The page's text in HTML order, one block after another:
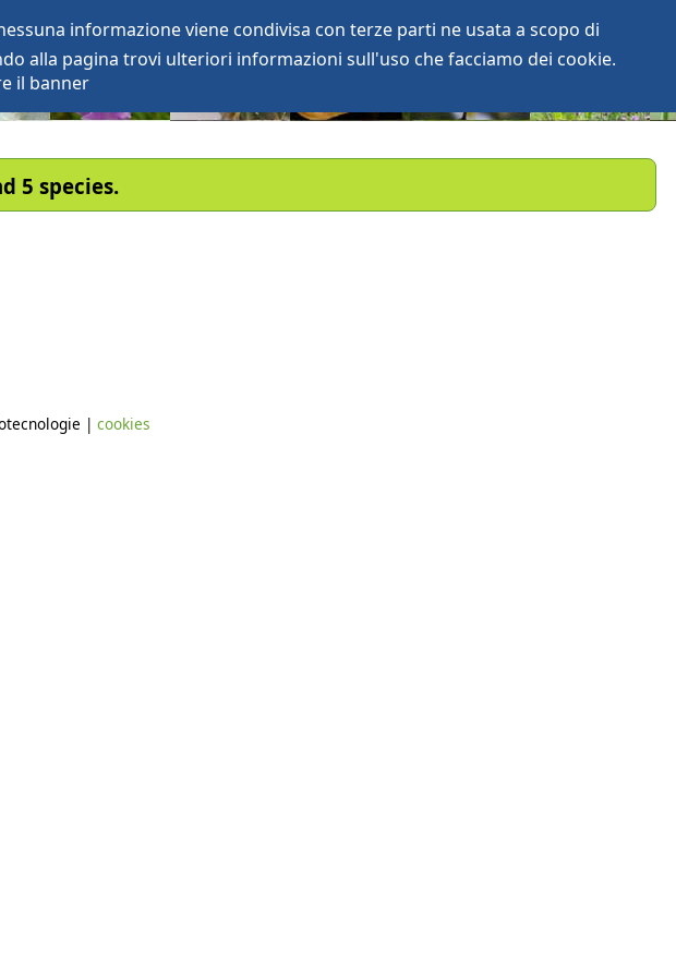
informazione viene condivisa con terze parti ne usata a scopo di
alla pagina trovi ulteriori informazioni sull'uso che facciamo dei cookie.
il banner
login
anArchive
5 species.
| cookies